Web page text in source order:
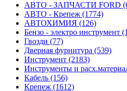
АВТО - ЗАПЧАСТИ FORD
АВТО - Крепеж (1774)
АВТОХИМИЯ (126)
Бензо - электро инструмент
Гвозди (77)
Дверная фурнитура (539)
Инструмент (2183)
Инструменты и
Кабель (156)
Крепеж (1612)